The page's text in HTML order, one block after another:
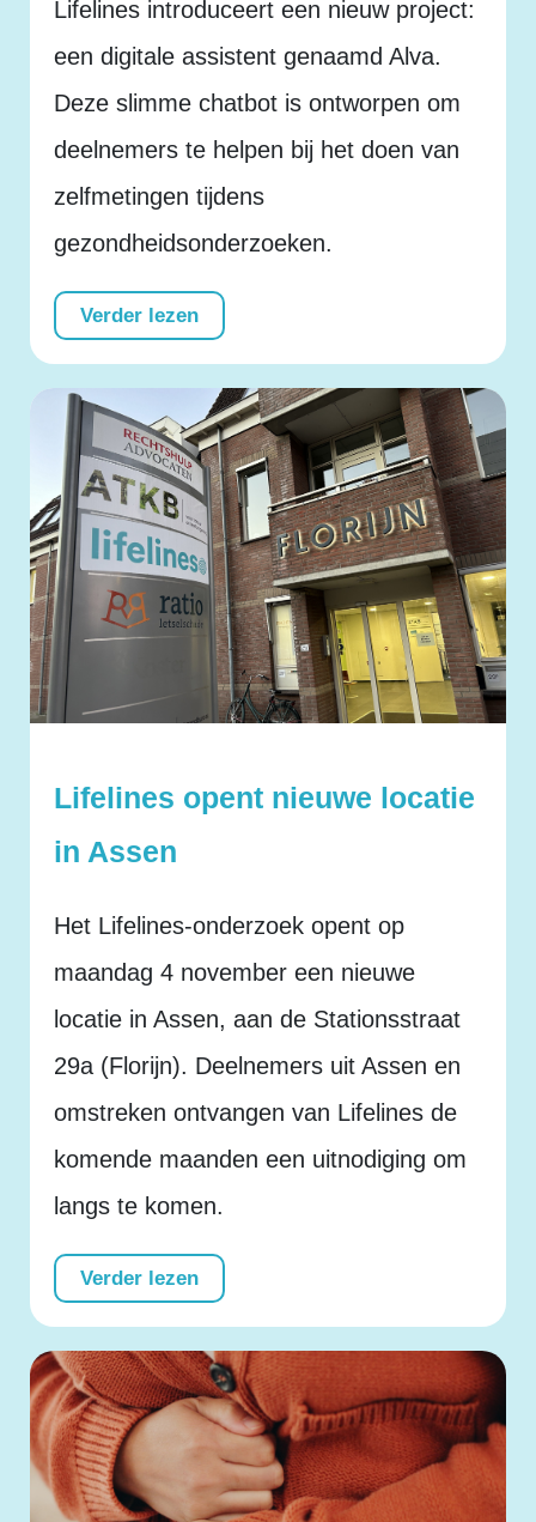
Lifelines introduceert een nieuw project:
een digitale assistent genaamd Alva.
Deze slimme chatbot is ontworpen om
deelnemers te helpen bij het doen van
zelfmetingen tijdens
gezondheidsonderzoeken.
Verder lezen
Lifelines opent nieuwe locatie
in Assen
Het Lifelines-onderzoek opent op
maandag 4 november een nieuwe
locatie in Assen, aan de Stationsstraat
29a (Florijn). Deelnemers uit Assen en
omstreken ontvangen van Lifelines de
komende maanden een uitnodiging om
langs te komen.
Verder lezen